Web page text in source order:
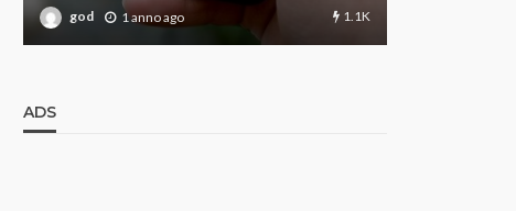
god 1 anno ago 1.1K
ADS